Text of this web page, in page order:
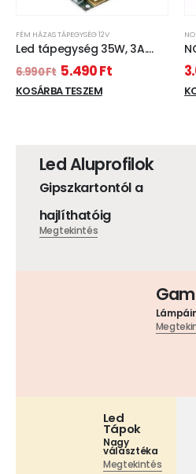
FÉM HÁZAS TÁPEGYSÉG 12V
Led tápegység 35W, 3A.
Mean Well
6.990Ft 5.490Ft
KOSÁRBA TESZEM
Led Aluprofilok
Gipszkartontól a
hajlíthatóig
Megtekintés
Led
Tápok
Nagy
választéka
Megtekintés